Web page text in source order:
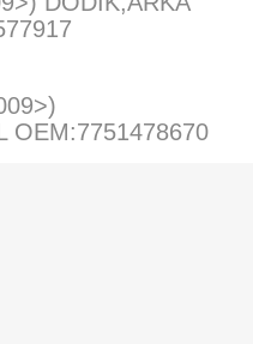
OEM:7751478670